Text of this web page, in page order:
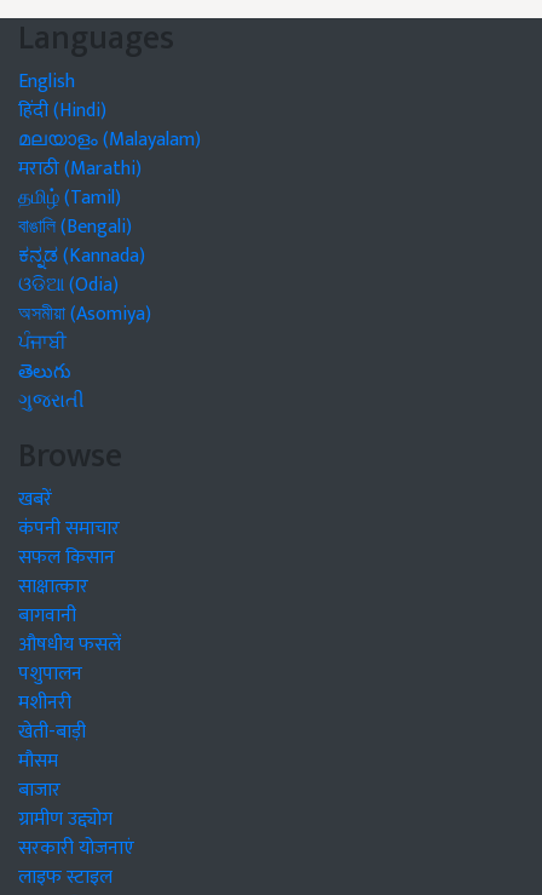
Languages
English
हिंदी (Hindi)
മലയാളം (Malayalam)
मराठी (Marathi)
தமிழ் (Tamil)
বাঙালি (Bengali)
ಕನ್ನಡ (Kannada)
ଓଡିଆ (Odia)
অসমীয়া (Asomiya)
ਪੰਜਾਬੀ
తెలుగు
ગુજરાતી
Browse
खबरें
कंपनी समाचार
सफल किसान
साक्षात्कार
बागवानी
औषधीय फसलें
पशुपालन
मशीनरी
खेती-बाड़ी
मौसम
बाजार
ग्रामीण उद्द्योग
सरकारी योजनाएं
लाइफ स्टाइल